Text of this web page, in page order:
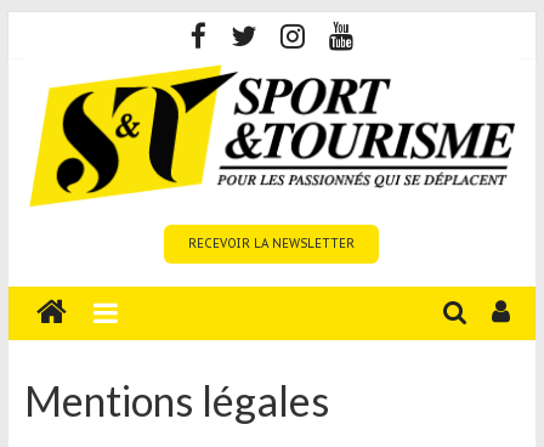
content
Tourisme
est
site
média
RECEVOIR LA NEWSLETTER
Mentions légales